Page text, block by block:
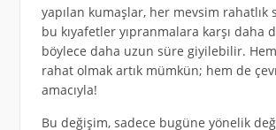
yapılan kumaşlar, her mevsim rahatlık
bu kıyafetler yıpranmalara karşı daha
böylece daha uzun süre giyilebilir.
rahat olmak artık mümkün; hem de
amacıyla!
Bu değişim, sadece bugüne yönelik